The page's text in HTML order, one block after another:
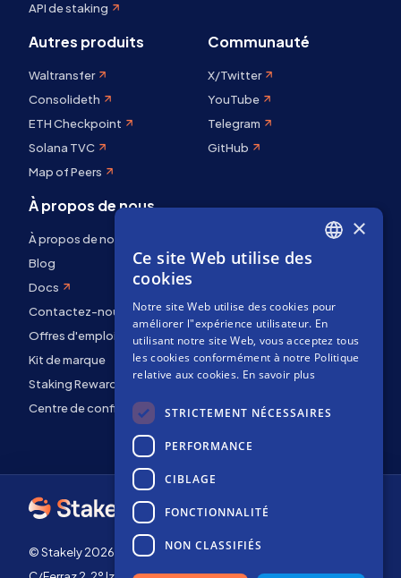
API de staking
Autres produits
Waltransfer
Consolideth
ETH Checkpoint
Solana TVC
Map of Peers
Communauté
X/Twitter
YouTube
Telegram
GitHub
À propos de nous
À propos de nous
Blog
Docs
Contactez-nous
Offres d'emploi
Kit de marque
Staking Rewards
Centre de confidentialité
© Stakely 2026 | Stakely, S.L. | NIF B72551682
FRENCH
×
Ce site Web utilise des
cookies
Notre site Web utilise des cookies pour
améliorer l"expérience utilisateur. En
utilisant notre site Web, vous acceptez tous
les cookies conformément à notre Politique
relative aux cookies. En savoir plus
STRICTEMENT NÉCESSAIRES
PERFORMANCE
CIBLAGE
FONCTIONNALITÉ
NON CLASSIFIÉS